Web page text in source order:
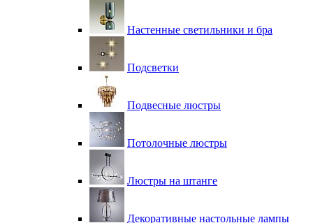
Настенные светильники и бра
Подсветки
Подвесные люстры
Потолочные люстры
Люстры на штанге
Декоративные настольные лампы